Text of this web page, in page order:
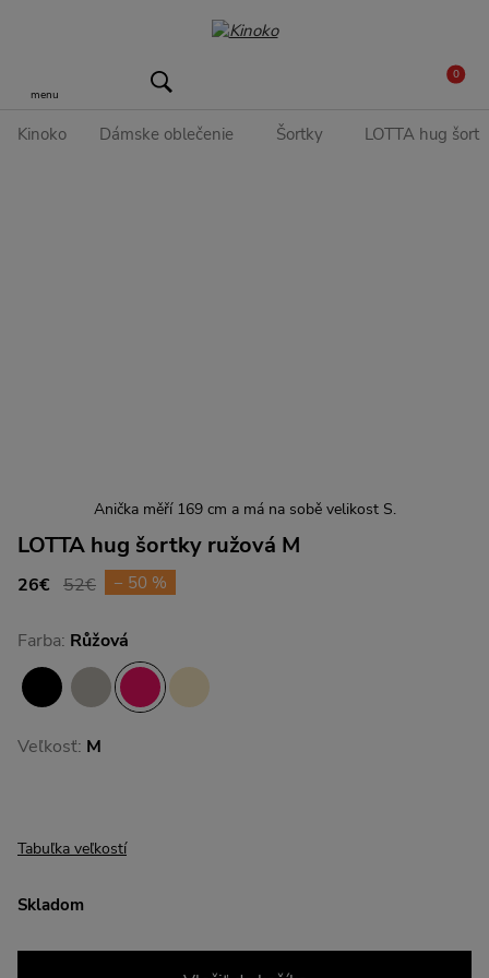
menu
0
Kinoko Dámske oblečenie Šortky LOTTA hug
Anička měří 169 cm a má na sobě velikost S.
LOTTA hug šortky ružová M
26€ 52€ − 50 %
Farba: Růžová
Veľkosť: M
Tabuľka veľkostí
Skladom